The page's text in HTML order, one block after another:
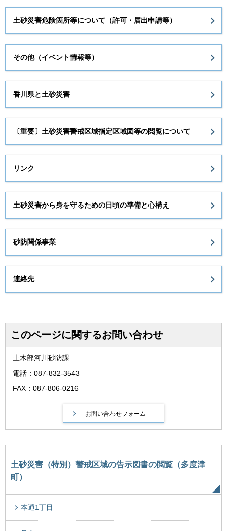
土砂災害危険箇所等について（許可・届出申請等）
その他（イベント情報等）
香川県と土砂災害
〔重要〕土砂災害警戒区域指定区域図等の閲覧について
リンク
土砂災害から身を守るための日頃の準備と心構え
砂防関係事業
連絡先
このページに関するお問い合わせ
土木部河川砂防課
電話：087-832-3543
FAX：087-806-0216
土砂災害（特別）警戒区域の告示図書の閲覧（多度津
町）
本通1丁目